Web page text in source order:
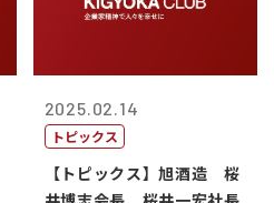
2025.02.14
トピックス
【トピックス】旭酒造 桜